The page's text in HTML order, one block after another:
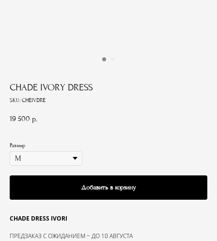
CHADE IVORY DRESS
SKU: CHEIVDRE
19 500 р.
Размер
Добавить в корзину
CHADE DRESS IVORI
ПРЕДЗАКАЗ С ОЖИДАНИЕМ ~ ДО 10 АВГУСТА